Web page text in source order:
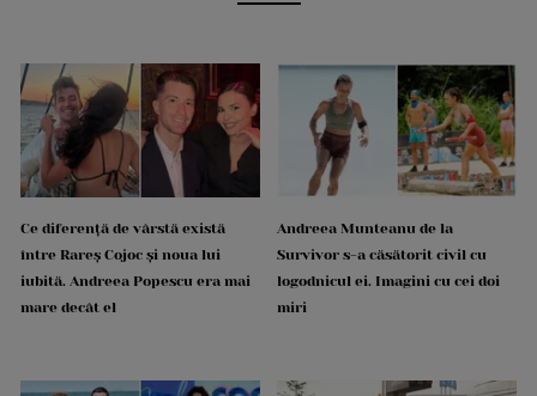
Ce diferență de vârstă există
între Rareș Cojoc și noua lui
iubită. Andreea Popescu era mai
mare decât el
Andreea Munteanu de la
Survivor s-a căsătorit civil cu
logodnicul ei. Imagini cu cei doi
miri